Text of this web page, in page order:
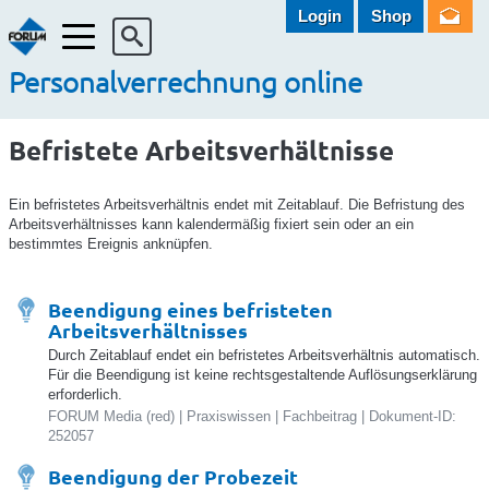
Menü
Personalverrechnung online
Login Shop
Befristete Arbeitsverhältnisse
Ein befristetes Arbeitsverhältnis endet mit Zeitablauf. Die Befristung des
Arbeitsverhältnisses kann kalendermäßig fixiert sein oder an ein
bestimmtes Ereignis anknüpfen.
Beendigung eines befristeten
Arbeitsverhältnisses
Durch Zeitablauf endet ein befristetes Arbeitsverhältnis automatisch.
Für die Beendigung ist keine rechtsgestaltende Auflösungserklärung
erforderlich.
FORUM Media (red) | Praxiswissen | Fachbeitrag | Dokument-ID:
252057
Beendigung der Probezeit